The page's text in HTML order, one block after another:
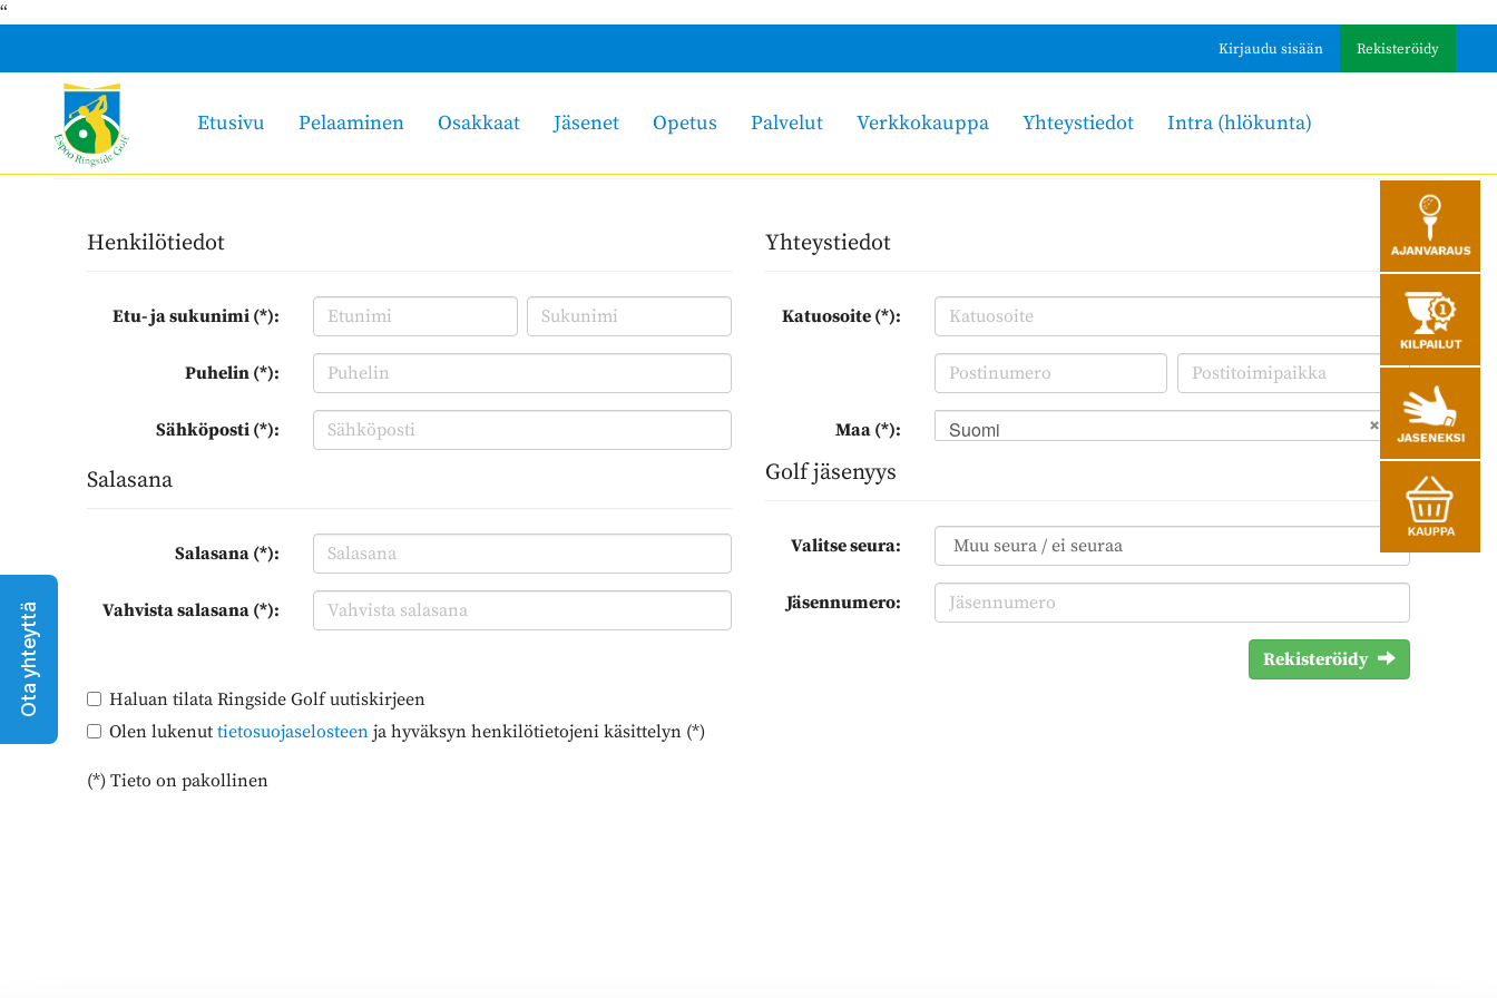
Ota yhteyttä
“
Kirjaudu sisään Rekisteröidy
Etusivu Pelaaminen Osakkaat Jäsenet Opetus Palvelut Verkkokauppa Yhteystiedot Intra (hlökunta)
Henkilötiedot
Etu- ja sukunimi (*):
Puhelin (*):
Sähköposti (*):
Salasana
Salasana (*):
Vahvista salasana (*):
Yhteystiedot
Katuosoite (*):
Maa (*): Suomi
Golf jäsenyys
Valitse seura:
Jäsennumero:
Rekisteröidy
Haluan tilata Ringside Golf uutiskirjeen
Olen lukenut tietosuojaselosteen ja hyväksyn henkilötietojeni käsittelyn (*)
(*) Tieto on pakollinen